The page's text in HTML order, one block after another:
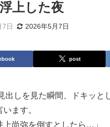
上した夜
7日 2026年5月7日
post
出しを見た瞬間、ドキッと
ます。
上尚弥を倒すとしたら…」